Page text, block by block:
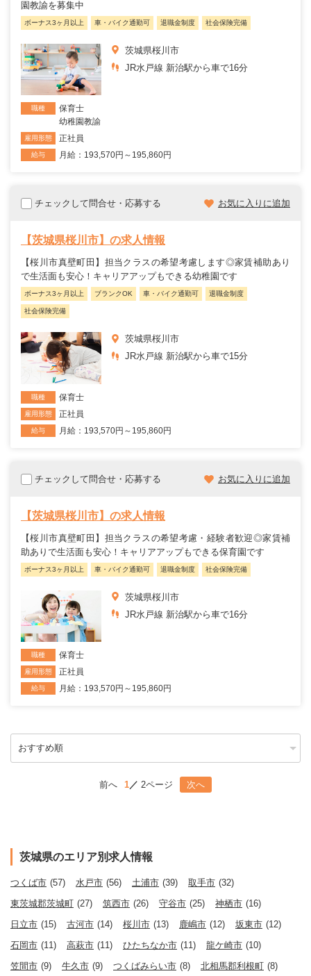
園教諭を募集中
ボーナス3ヶ月以上 車・バイク通勤可 退職金制度 社会保険完備
茨城県桜川市
JR水戸線 新治駅から車で16分
職種
保育士
幼稚園教諭
雇用形態 正社員
給与 月給：193,570円～195,860円
チェックして問合せ・応募する お気に入りに追加
【茨城県桜川市】の求人情報
【桜川市真壁町田】担当クラスの希望考慮します◎家賃補助あり
で生活面も安心！キャリアアップもできる幼稚園です
ボーナス3ヶ月以上 ブランクOK 車・バイク通勤可 退職金制度
社会保険完備
茨城県桜川市
JR水戸線 新治駅から車で15分
職種 保育士
雇用形態 正社員
給与 月給：193,570円～195,860円
チェックして問合せ・応募する お気に入りに追加
【茨城県桜川市】の求人情報
【桜川市真壁町田】担当クラスの希望考慮・経験者歓迎◎家賃補
助ありで生活面も安心！キャリアアップもできる保育園です
ボーナス3ヶ月以上 車・バイク通勤可 退職金制度 社会保険完備
茨城県桜川市
JR水戸線 新治駅から車で16分
職種 保育士
雇用形態 正社員
給与 月給：193,570円～195,860円
前へ 1 2ページ 次へ
茨城県のエリア別求人情報
つくば市 (57) 水戸市 (56) 土浦市 (39) 取手市 (32)
東茨城郡茨城町 (27) 筑西市 (26) 守谷市 (25) 神栖市 (16)
日立市 (15) 古河市 (14) 桜川市 (13) 鹿嶋市 (12) 坂東市 (12)
石岡市 (11) 高萩市 (11) ひたちなか市 (11) 龍ケ崎市 (10)
笠間市 (9) 牛久市 (9) つくばみらい市 (8) 北相馬郡利根町 (8)